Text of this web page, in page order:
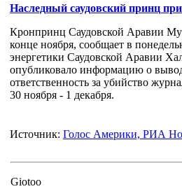
Наследный саудовский принц
Кронпринц Саудовской Аравии
конце ноября, сообщает в
энергетики Саудовской Аравии
опубликовало информацию о
ответственность за убийство
30 ноября - 1 декабря.
Источник: Голос Америки, РИА
Giotoo